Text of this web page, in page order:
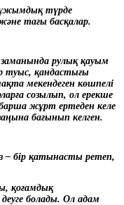
ұжымдық түрде
тағы басқалар.
рулық қауым
туыс, қандастығы
мекендеген көшпелі
созылып, ол ерекше
жұрт ертеден келе
бағынып келген.
– бір қатынасты ретеп,
қоғамдық
болады. Ол адам